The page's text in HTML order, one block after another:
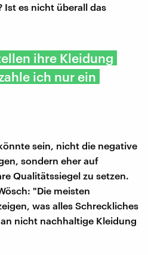
Ist es nicht überall das
ihre Kleidung
ich nur ein
sein, nicht die negative
sondern eher auf
Qualitätssiegel zu setzen.
"Die meisten
was alles Schreckliches
nicht nachhaltige Kleidung